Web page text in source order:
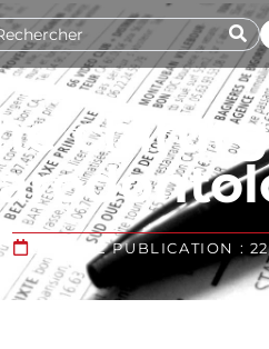
DATE DE PUBLICATION :